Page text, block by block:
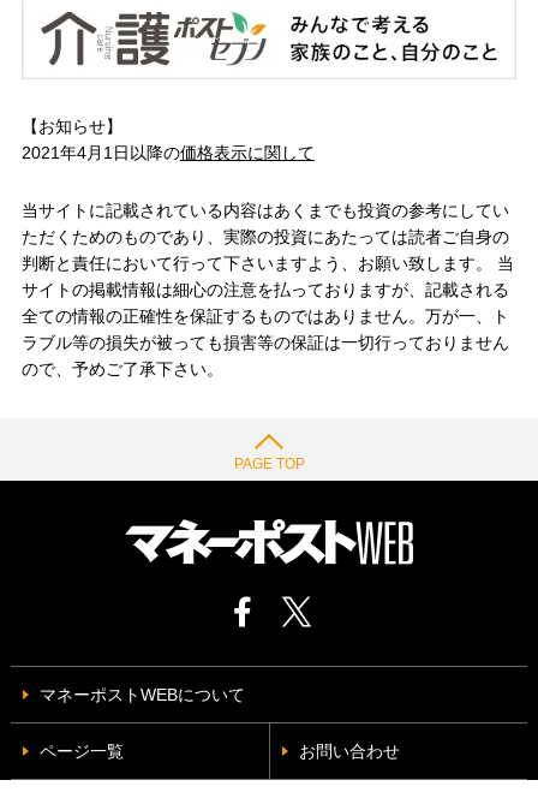
【お知らせ】
2021年4月1日以降の価格表示に関して
当サイトに記載されている内容はあくまでも投資の参考にしてい
ただくためのものであり、実際の投資にあたっては読者ご自身の
判断と責任において行って下さいますよう、お願い致します。 当
サイトの掲載情報は細心の注意を払っておりますが、記載される
全ての情報の正確性を保証するものではありません。万が一、ト
ラブル等の損失が被っても損害等の保証は一切行っておりません
ので、予めご了承下さい。
PAGE TOP
マネーポストWEBについて
ページ一覧 お問い合わせ